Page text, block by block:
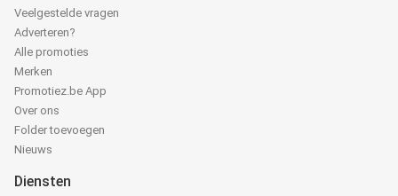
Veelgestelde vragen
Adverteren?
Alle promoties
Merken
Promotiez.be App
Over ons
Folder toevoegen
Nieuws
Diensten